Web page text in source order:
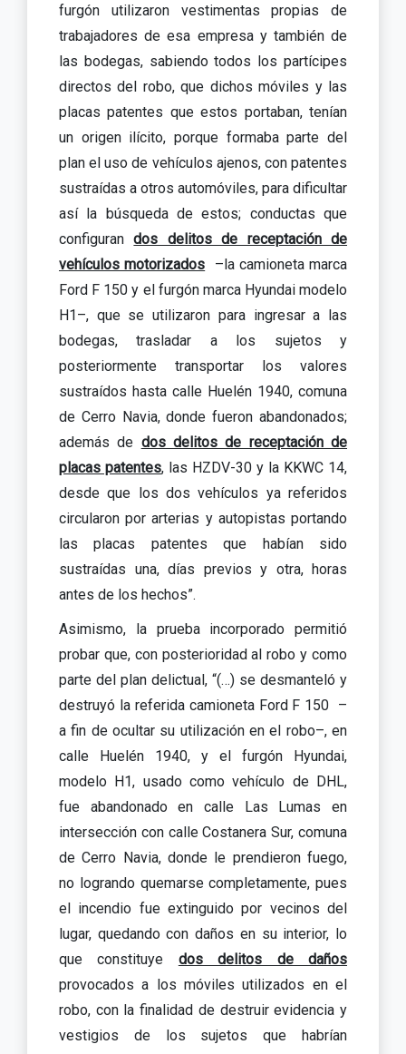
furgón utilizaron vestimentas propias de
trabajadores de esa empresa y también de
las bodegas, sabiendo todos los partícipes
directos del robo, que dichos móviles y las
placas patentes que estos portaban, tenían
un origen ilícito, porque formaba parte del
plan el uso de vehículos ajenos, con patentes
sustraídas a otros automóviles, para dificultar
así la búsqueda de estos; conductas que
configurandos delitos de receptación de
vehículos motorizados –la camioneta marca
Ford F 150 y el furgón marca Hyundai modelo
H1–, que se utilizaron para ingresar a las
bodegas, trasladar a los sujetos y
posteriormente transportar los valores
sustraídos hasta calle Huelén 1940, comuna
de Cerro Navia, donde fueron abandonados;
además de dos delitos de receptación de
placas patentes, las HZDV-30 y la KKWC 14,
desde que los dos vehículos ya referidos
circularon por arterias y autopistas portando
las placas patentes que habían sido
sustraídas una, días previos y otra, horas
antes de los hechos”.
Asimismo, la prueba incorporado permitió
probar que, con posterioridad al robo y como
parte del plan delictual, “(…) se desmanteló y
destruyó la referida camioneta Ford F 150 –
a fin de ocultar su utilización en el robo–, en
calle Huelén 1940, y el furgón Hyundai,
modelo H1, usado como vehículo de DHL,
fue abandonado en calle Las Lumas en
intersección con calle Costanera Sur, comuna
de Cerro Navia, donde le prendieron fuego,
no logrando quemarse completamente, pues
el incendio fue extinguido por vecinos del
lugar, quedando con daños en su interior, lo
que constituye dos delitos de daños
provocados a los móviles utilizados en el
robo, con la finalidad de destruir evidencia y
vestigios de los sujetos que habrían